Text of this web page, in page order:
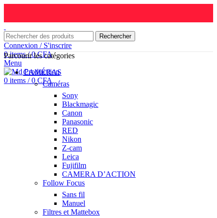
Rechercher
Connexion / S'inscrire
0items / 0CFA
Menu
0 items / 0 CFA
Parcourir les catégories
CAMÉRAS
Caméras
Sony
Blackmagic
Canon
Panasonic
RED
Nikon
Z-cam
Leica
Fujifilm
CAMERA D’ACTION
Follow Focus
Sans fil
Manuel
Filtres et Mattebox